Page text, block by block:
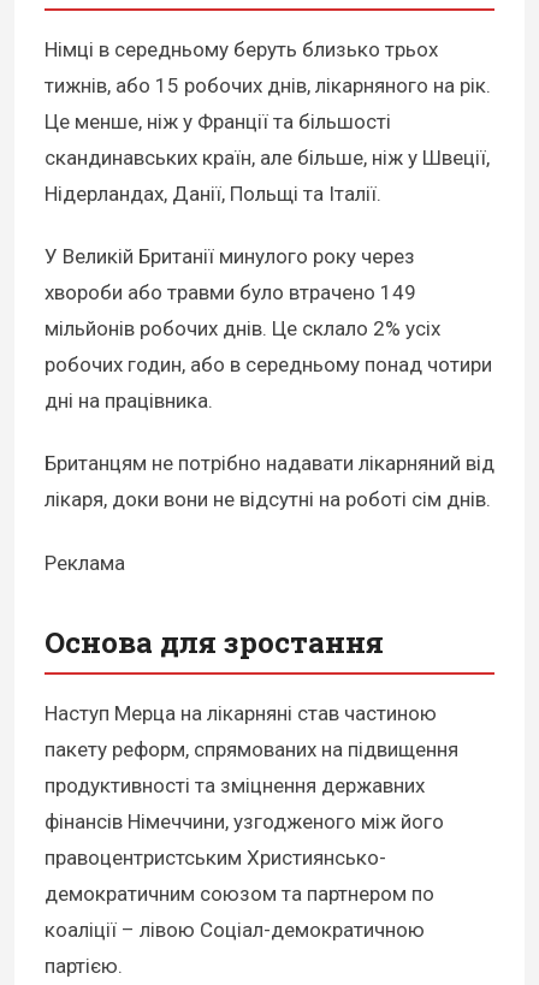
Німці в середньому беруть близько трьох
тижнів, або 15 робочих днів, лікарняного на рік.
Це менше, ніж у Франції та більшості
скандинавських країн, але більше, ніж у Швеції,
Нідерландах, Данії, Польщі та Італії.
У Великій Британії минулого року через
хвороби або травми було втрачено 149
мільйонів робочих днів. Це склало 2% усіх
робочих годин, або в середньому понад чотири
дні на працівника.
Британцям не потрібно надавати лікарняний від
лікаря, доки вони не відсутні на роботі сім днів.
Реклама
Основа для зростання
Наступ Мерца на лікарняні став частиною
пакету реформ, спрямованих на підвищення
продуктивності та зміцнення державних
фінансів Німеччини, узгодженого між його
правоцентристським Християнсько-
демократичним союзом та партнером по
коаліції – лівою Соціал-демократичною
партією.